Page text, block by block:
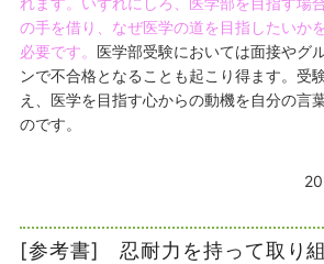
の手を借り、なぜ医学の道を目指したいか
必要です。 医学部受験においては面接やグ
ンで不合格となることも起こり得ます。受
え、医学を目指す心からの動機を自分の言
のです。
[参考書] 忍耐力を持って取り